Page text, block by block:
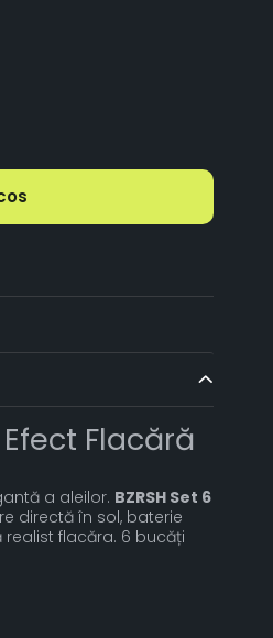
Flacără
a aleilor. BZRSH Set 6
directă în sol, baterie
flacăra. 6 bucăți